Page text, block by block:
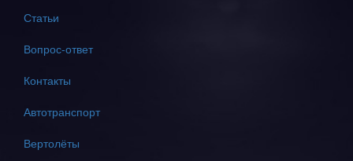
Статьи
Вопрос-ответ
Контакты
Автотранспорт
Вертолёты